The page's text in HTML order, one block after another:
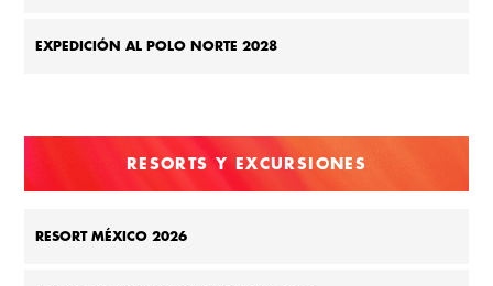
EXPEDICIÓN AL POLO NORTE 2028
RESORTS Y EXCURSIONES
RESORT MÉXICO 2026